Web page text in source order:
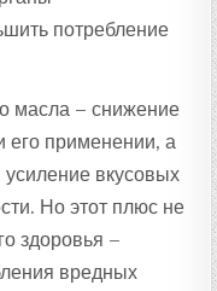
потребление
масла – снижение
его применении, а
вкусовых
Но этот плюс не
здоровья –
вредных